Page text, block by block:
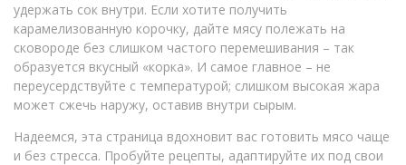
удержать сок внутри. Если хотите получить
карамелизованную корочку, дайте мясу полежать на
сковороде без слишком частого перемешивания – так
образуется вкусный «корка». И самое главное – не
переусердствуйте с температурой; слишком высокая жара
может сжечь наружу, оставив внутри сырым.
Надеемся, эта страница вдохновит вас готовить мясо чаще
и без стресса. Пробуйте рецепты, адаптируйте их под свои